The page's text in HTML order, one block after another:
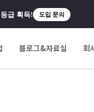
급 획득! 도입 문의
블로그&자료실 회